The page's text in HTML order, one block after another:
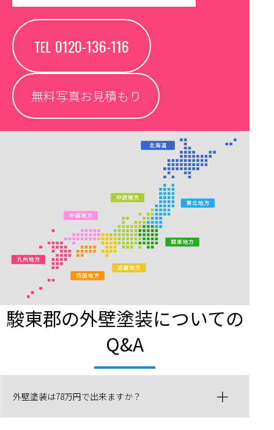
TEL 0120-136-116
無料写真お見積もり
駿東郡の外壁塗装についての
Q&A
外壁塗装は78万円で出来ますか？